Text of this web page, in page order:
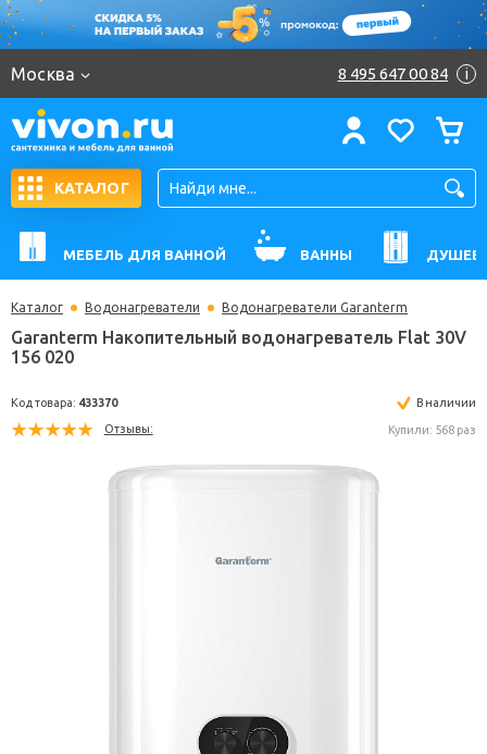
Москва 8 495 647 00 84 i
КАТАЛОГ
МЕБЕЛЬ ДЛЯ ВАННОЙ ВАННЫ
Каталог Водонагреватели Водонагреватели Garanterm
156 020
Отзывы: